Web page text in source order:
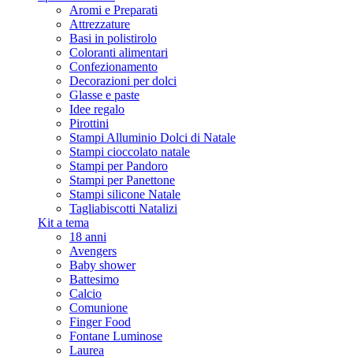
Aromi e Preparati
Attrezzature
Basi in polistirolo
Coloranti alimentari
Confezionamento
Decorazioni per dolci
Glasse e paste
Idee regalo
Pirottini
Stampi Alluminio Dolci di Natale
Stampi cioccolato natale
Stampi per Pandoro
Stampi per Panettone
Stampi silicone Natale
Tagliabiscotti Natalizi
Kit a tema
18 anni
Avengers
Baby shower
Battesimo
Calcio
Comunione
Finger Food
Fontane Luminose
Laurea